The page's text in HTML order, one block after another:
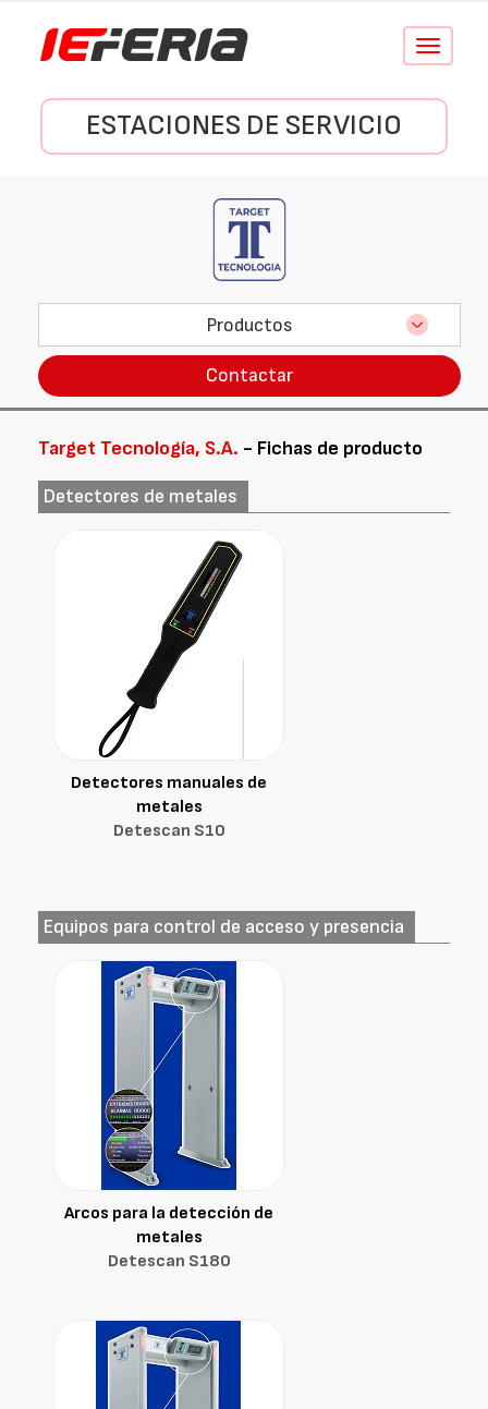
Conmutar
ESTACIONES DE SERVICIO
Productos
Contactar
Target Tecnología, S.A. - Fichas de producto
Detectores de metales
Detectores manuales de
metales
Detescan S10
Equipos para control de acceso y presencia
Arcos para la detección de
metales
Detescan S180